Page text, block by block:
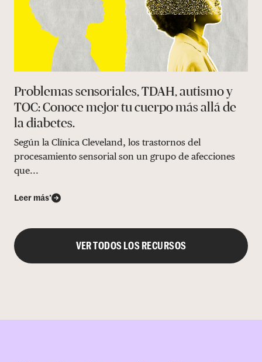
Problemas sensoriales, TDAH, autismo y
TOC: Conoce mejor tu cuerpo más allá de
la diabetes.
Según la Clínica Cleveland, los trastornos del
procesamiento sensorial son un grupo de afecciones
que...
Leer más’
VER TODOS LOS RECURSOS